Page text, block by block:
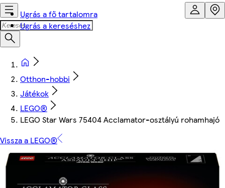
Ugrás a fő tartalomra
Ugrás a kereséshez
Otthon-hobbi
Játékok
LEGO®
LEGO Star Wars 75404 Acclamator-osztályú rohamhajó
Vissza a LEGO®